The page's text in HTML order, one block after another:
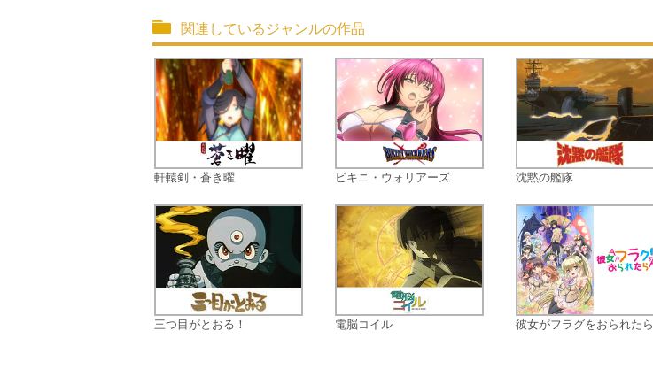
関連しているジャンルの作品
軒轅剣・蒼き曜
三つ目がとおる！
ビキニ・ウォリアーズ
電脳コイル
沈黙の艦隊
彼女がフラグをおられたら